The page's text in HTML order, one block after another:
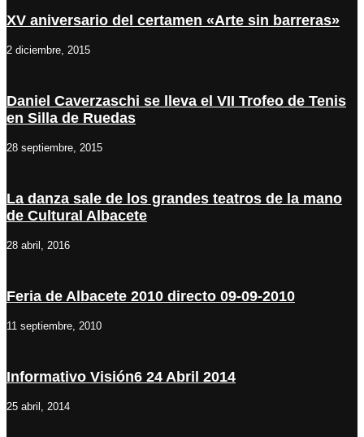
XV aniversario del certamen «Arte sin barreras»
2 diciembre, 2015
Daniel Caverzaschi se lleva el VII Trofeo de Tenis
en Silla de Ruedas
28 septiembre, 2015
La danza sale de los grandes teatros de la mano
de Cultural Albacete
28 abril, 2016
Feria de Albacete 2010 directo 09-09-2010
11 septiembre, 2010
Informativo Visión6 24 Abril 2014
25 abril, 2014